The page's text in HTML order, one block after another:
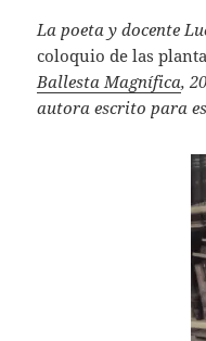
La poeta y docente
coloquio de las
Ballesta Magnífica,
autora escrito para